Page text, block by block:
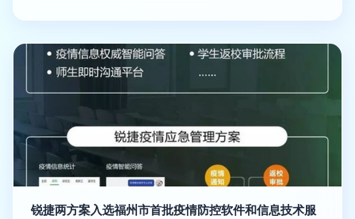
锐捷两方案入选福州市首批疫情防控软件和信息技术服